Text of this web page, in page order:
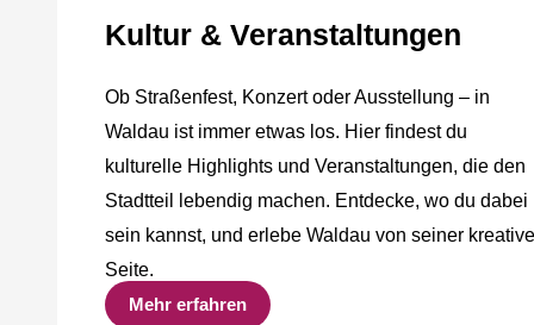
Kultur & Veranstaltungen
Ob Straßenfest, Konzert oder Ausstellung – in
Waldau ist immer etwas los. Hier findest du
kulturelle Highlights und Veranstaltungen, die den
Stadtteil lebendig machen. Entdecke, wo du dabei
sein kannst, und erlebe Waldau von seiner
Seite.
Mehr erfahren